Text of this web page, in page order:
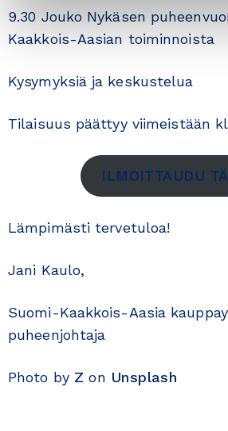
9.30 Jouko Nykäsen
Kaakkois-Aasian toiminnoista
Kysymyksiä ja keskustelua
Tilaisuus päättyy viimeistään
ILMOITTAUDU
Lämpimästi tervetuloa!
Jani Kaulo,
Suomi-Kaakkois-Aasia
puheenjohtaja
Photo by Z on Unsplash